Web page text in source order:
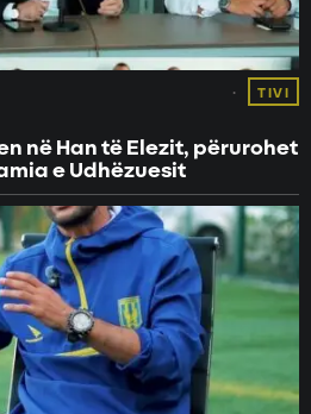
TIVI
në Han të Elezit, përurohet
e Udhëzuesit